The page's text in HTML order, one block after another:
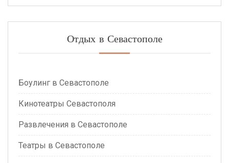
Отдых в Севастополе
Боулинг в Севастополе
Кинотеатры Севастополя
Развлечения в Севастополе
Театры в Севастополе